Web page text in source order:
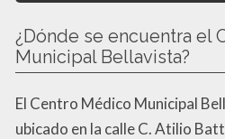
¿Dónde se encuentra el
Municipal Bellavista?
El Centro Médico Municipal
ubicado en la calle C. Atilio